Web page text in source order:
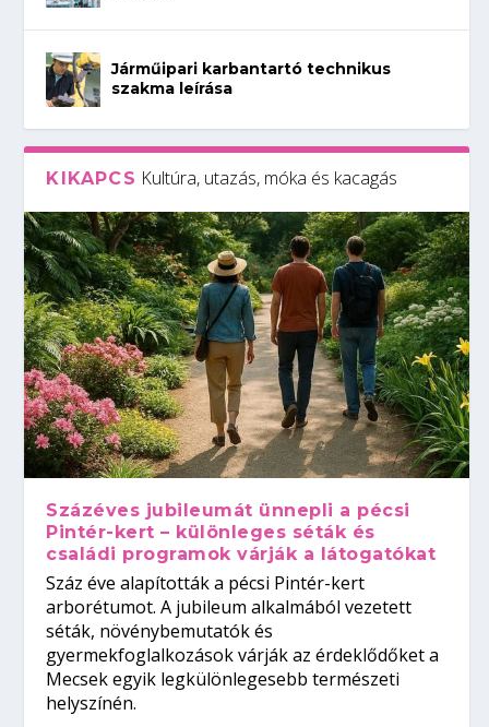
Járműipari karbantartó technikus
szakma leírása
KIKAPCS Kultúra, utazás, móka és kacagás
Százéves jubileumát ünnepli a pécsi
Pintér-kert – különleges séták és
családi programok várják a látogatókat
Száz éve alapították a pécsi Pintér-kert
arborétumot. A jubileum alkalmából vezetett
séták, növénybemutatók és
gyermekfoglalkozások várják az érdeklődőket a
Mecsek egyik legkülönlegesebb természeti
helyszínén.